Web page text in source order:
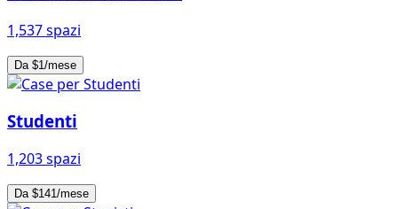
1,537 spazi
Da $1/mese
Studenti
1,203 spazi
Da $141/mese